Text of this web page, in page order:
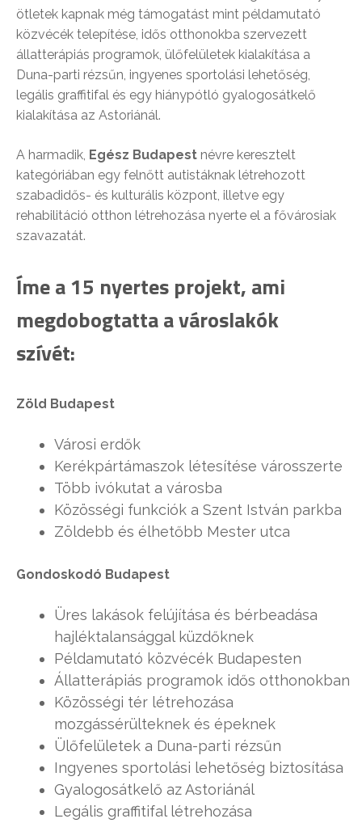
ötletek kapnak még támogatást mint példamutató
közvécék telepítése, idős otthonokba szervezett
állatterápiás programok, ülőfelületek kialakítása a
Duna-parti rézsűn, ingyenes sportolási lehetőség,
legális graffitifal és egy hiánypótló gyalogosátkelő
kialakítása az Astoriánál.
A harmadik, Egész Budapest névre keresztelt
kategóriában egy felnőtt autistáknak létrehozott
szabadidős- és kulturális központ, illetve egy
rehabilitáció otthon létrehozása nyerte el a fővárosiak
szavazatát.
Íme a 15 nyertes projekt, ami
megdobogtatta a városlakók
szívét:
Zöld Budapest
Városi erdők
Kerékpártámaszok létesítése városszerte
Több ivókutat a városba
Közösségi funkciók a Szent István parkba
Zöldebb és élhetőbb Mester utca
Gondoskodó Budapest
Üres lakások felújítása és bérbeadása
hajléktalansággal küzdőknek
Példamutató közvécék Budapesten
Állatterápiás programok idős otthonokban
Közösségi tér létrehozása
mozgássérülteknek és épeknek
Ülőfelületek a Duna-parti rézsűn
Ingyenes sportolási lehetőség biztosítása
Gyalogosátkelő az Astoriánál
Legális graffitifal létrehozása